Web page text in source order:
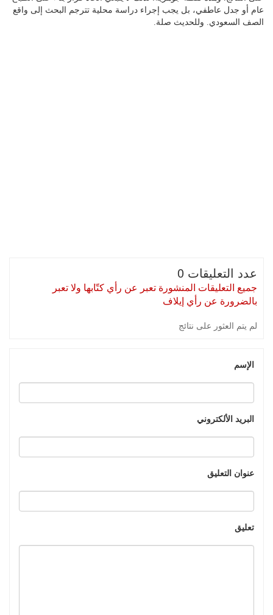
عام أو جدل عاطفي، بل يجب إجراء دراسة محلية تترجم البحث إلى واقع
الصف السعودي. وللحديث صلة.
عدد التعليقات 0
جميع التعليقات المنشورة تعبر عن رأي كتّابها ولا تعبر
بالضرورة عن رأي إيلاف
لم يتم العثور على نتائج
الإسم
البريد الألكتروني
عنوان التعليق
تعليق